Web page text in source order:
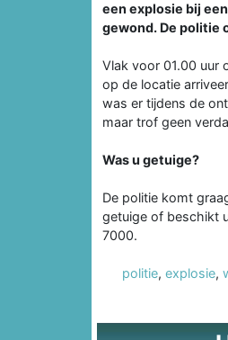
een explosie bij
gewond. De politie
Vlak voor 01.00 uur
op de locatie
was er tijdens de
maar trof geen
Was u getuige?
De politie komt
getuige of beschikt
7000.
politie, explosie,